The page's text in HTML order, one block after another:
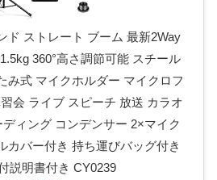
ド ストレート ブーム 最新2Way
360°高さ調節可能 スチール
み式 マイクホルダー マイクロフ
会 ライブ スピーチ 放送 カラオ
ィング コンデンサー 2×マイク
カバー付き 持ち運びバッグ付き
説明書付き CY0239